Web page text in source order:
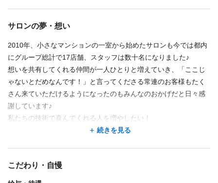
勤務時間
10:00〜22:00／最終受付21：00
*パートは1日5～8時間勤務で応相談
☆仲間が助け合いながら営業しております♪
◆月180時間勤務・週休二日
勤務時間
週1回 週2回 週3回
時短勤務OK
10:00〜22:00／最終受付21時
休日
技術や接客はもちろんのこと、サロンの雰囲気もとっても素敵な
◆リピートです!施術スピード、接客、仕上がりの美しさ、持ちの
良さ全て満足です!
◆他のまつパサロンとは格段にまつ毛の上がり方が違います!
希望に沿ってまつ毛を上げてくれますしとても優しくフレンドリ
◆別のサロンさんでは140本160本だったのにここで200本付けて
サロンの夢・想い
2010年、小さなマンションの一室から始めたサロンも今では都内
にグループ総計で17店舗、スタッフは数十名になりました♪
想いを共有してくれる仲間が一人ひとりと増えていき、「ここじ
ゃないとだめなんです！」と言ってくださる常連のお客様もたく
さん来ていただけるようになったのもみんなのおかげだと日々感
謝しています♪
私たちの技術で喜んでくれる人を増やしたい！
その目標を実現するため店舗拡大を計画していますのでみなさん
続きを見る
こだわり・自慢